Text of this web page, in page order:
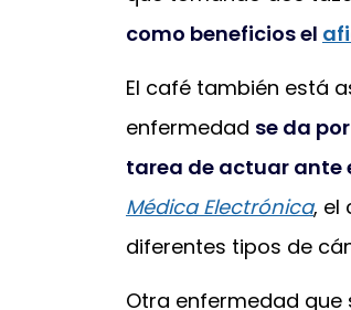
como beneficios el
El café también está
enfermedad se da
tarea de actuar ante
Médica Electrónica, el
diferentes tipos de
Otra enfermedad que